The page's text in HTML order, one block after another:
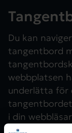
Du kan
tangentbord
webbplatsen
underlätta för
i din
påslagen